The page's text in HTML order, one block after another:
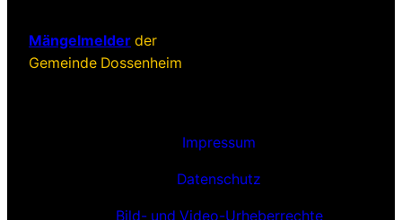
Mängelmelder der
Gemeinde Dossenheim
Impressum
Datenschutz
Bild- und Video-Urheberrechte